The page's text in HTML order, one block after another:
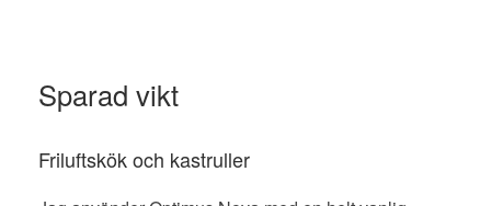
Sparad vikt
Friluftskök och kastruller